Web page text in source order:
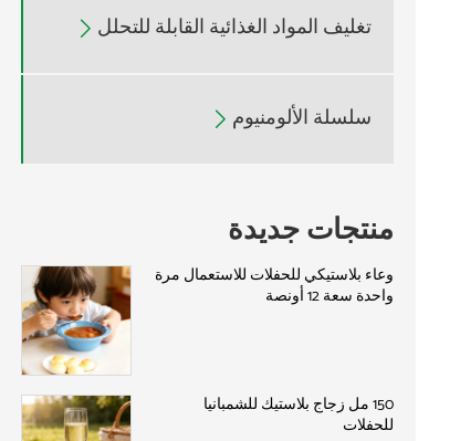
تغليف المواد الغذائية القابلة للتحلل 
سلسلة الألومنيوم 
منتجات جديدة
وعاء بلاستيكي للحفلات للاستعمال مرة
واحدة سعة 12 أونصة
150 مل زجاج بلاستيك للشمبانيا
للحفلات